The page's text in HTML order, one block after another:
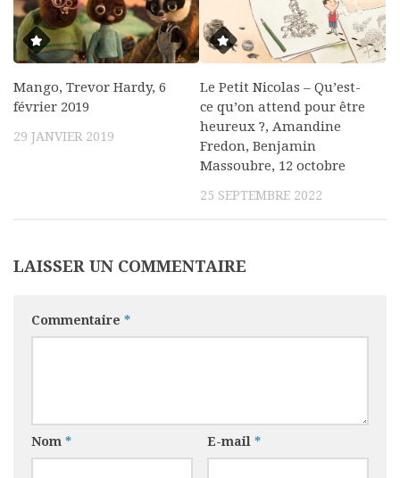
Mango, Trevor Hardy, 6
février 2019
29 JANVIER 2019
Le Petit Nicolas – Qu’est-
ce qu’on attend pour être
heureux ?, Amandine
Fredon, Benjamin
Massoubre, 12 octobre
25 SEPTEMBRE 2022
LAISSER UN COMMENTAIRE
Commentaire *
Nom * E-mail *